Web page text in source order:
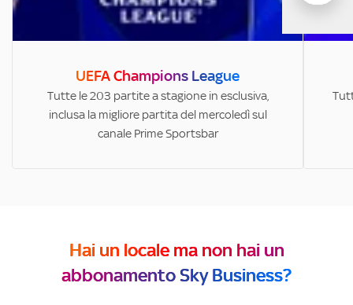
UEFA Champions League
Tutte le 203 partite a stagione in esclusiva,
inclusa la migliore partita del mercoledì sul
canale Prime Sportsbar
Hai un locale ma non hai un
abbonamento Sky Business?